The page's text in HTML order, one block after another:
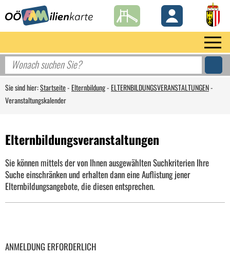
Sie sind hier:Startseite-Elternbildung-ELTERNBILDUNGSVERANSTALTUNGEN-
Veranstaltungskalender
Elternbildungsveranstaltungen
Sie können mittels der von Ihnen ausgewählten Suchkriterien Ihre
Suche einschränken und erhalten dann eine Auflistung jener
Elternbildungsangebote, die diesen entsprechen.
ANMELDUNG ERFORDERLICH